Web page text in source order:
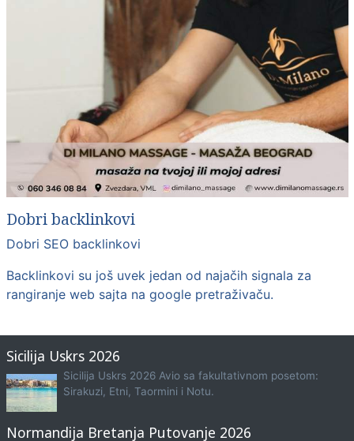
Dobri backlinkovi
Dobri SEO backlinkovi
Backlinkovi su još uvek jedan od najačih signala za
rangiranje web sajta na google pretraživaču.
Sicilija Uskrs 2026
Sicilija Uskrs 2026 Avio sa fakultativnom posetom:
Sirakuzi, Etni, Taormini i Notu.
Normandija Bretanja Putovanje 2026